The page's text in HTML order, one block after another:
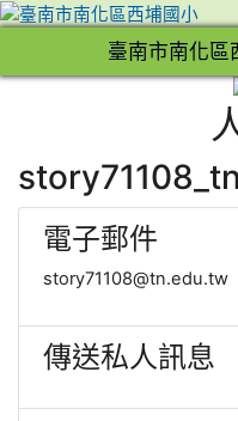
臺南市南化區
電子郵件
story71108@tn.edu.tw
傳送私人訊息